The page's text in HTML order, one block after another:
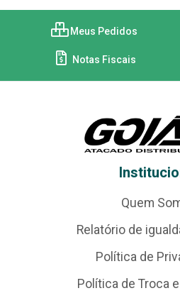
Meus Pedidos
Notas Fiscais
Quem
Relatório de
Política de
Política de Troca